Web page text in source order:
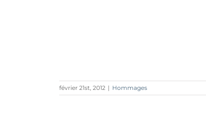
février 21st, 2012 | Hommages